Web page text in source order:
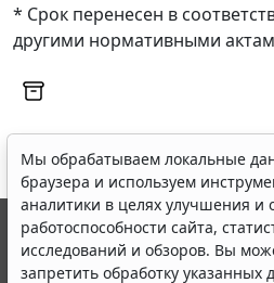
* Срок перенесен в
другими нормативными
Мы обрабатываем локальные
браузера и используем
аналитики в целях улучшения и
работоспособности сайта,
исследований и обзоров. Вы
запретить обработку указанных
© ООО "НПП "ГАРАНТ-СЕРВИС",
выпускается с 1990 года.